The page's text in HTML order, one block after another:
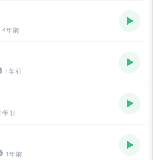
4年前
1年前
1年前
1年前